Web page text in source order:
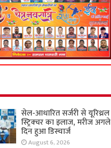
सेल-आधारित सर्जरी से यूरिथ्रल
स्ट्रिक्चर का इलाज, मरीज अगले
दिन हुआ डिस्चार्ज
August 6, 2026